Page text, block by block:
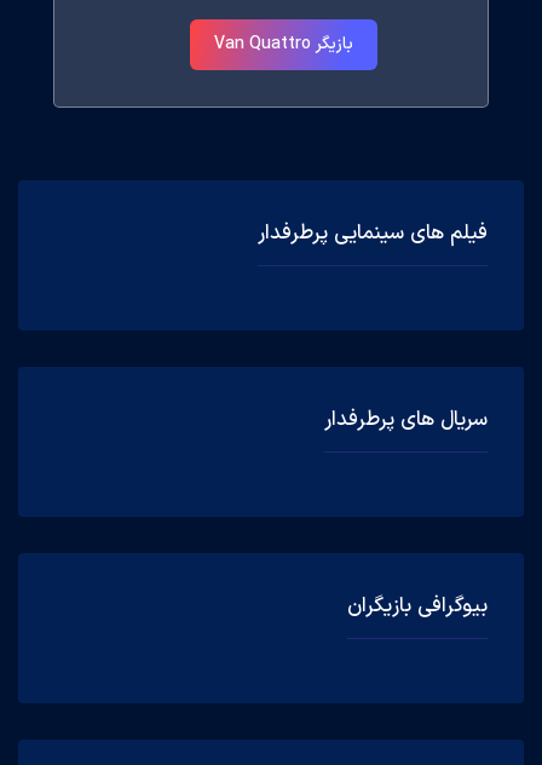
فیلم های سینمایی پرطرفدار
سریال های پرطرفدار
بیوگرافی بازیگران
بازیگر Van Quattro